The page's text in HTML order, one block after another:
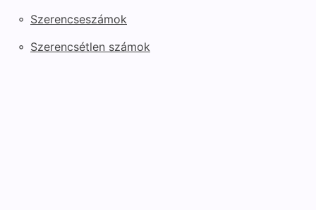
◦ Szerencseszámok
◦ Szerencsétlen számok